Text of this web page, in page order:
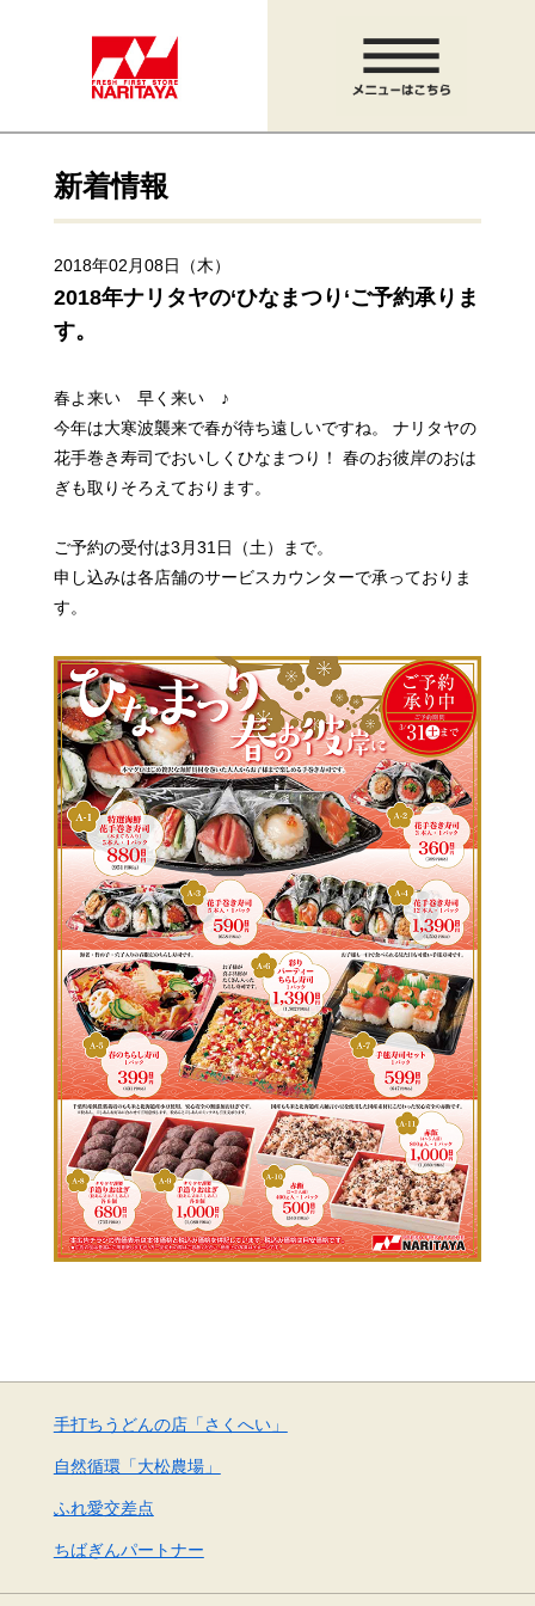
新着情報
2018年02月08日（木）
2018年ナリタヤの‘ひなまつり‘ご予約承りま
す。
春よ来い 早く来い ♪
今年は大寒波襲来で春が待ち遠しいですね。
ナリタヤの
花手巻き寿司でおいしくひなまつり！
春のお彼岸のおは
ぎも取りそろえております。
ご予約の受付は3月31日（土）まで。
申し込みは各店舗のサービスカウンターで承っておりま
す。
手打ちうどんの店「さくへい」
自然循環「大松農場」
ふれ愛交差点
ちばぎんパートナー